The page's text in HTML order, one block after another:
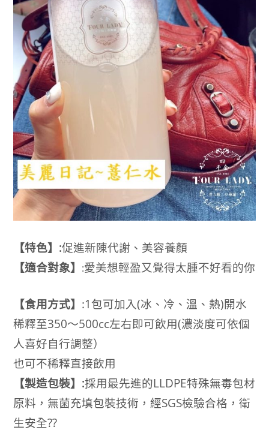
【特色】:促進新陳代謝、美容養顏
【適合對象】 :愛美想輕盈又覺得太腫不好看的你
【食用方式】 :1包可加入(冰、冷、溫、熱)開水
稀釋至350～500cc左右即可飲用(濃淡度可依個
人喜好自行調整）
也可不稀釋直接飲用
【製造包裝】:採用最先進的LLDPE特殊無毒包材
原料，無菌充填包裝技術，經SGS檢驗合格，衛
生安全??